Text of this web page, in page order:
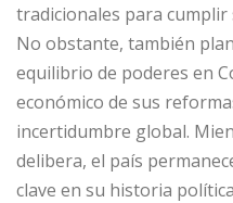
tradicionales para cumplir
No obstante, también
equilibrio de poderes en
económico de sus
incertidumbre global.
delibera, el país
clave en su historia